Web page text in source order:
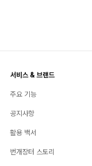
서비스 & 브랜드
주요 기능
공지사항
활용 백서
번개장터 스토리